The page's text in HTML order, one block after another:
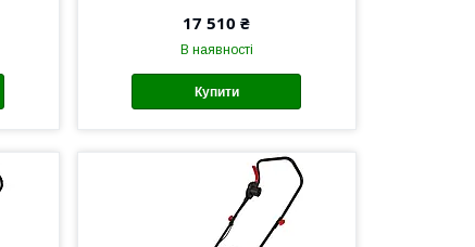
17 510 ₴
В наявності
Купити